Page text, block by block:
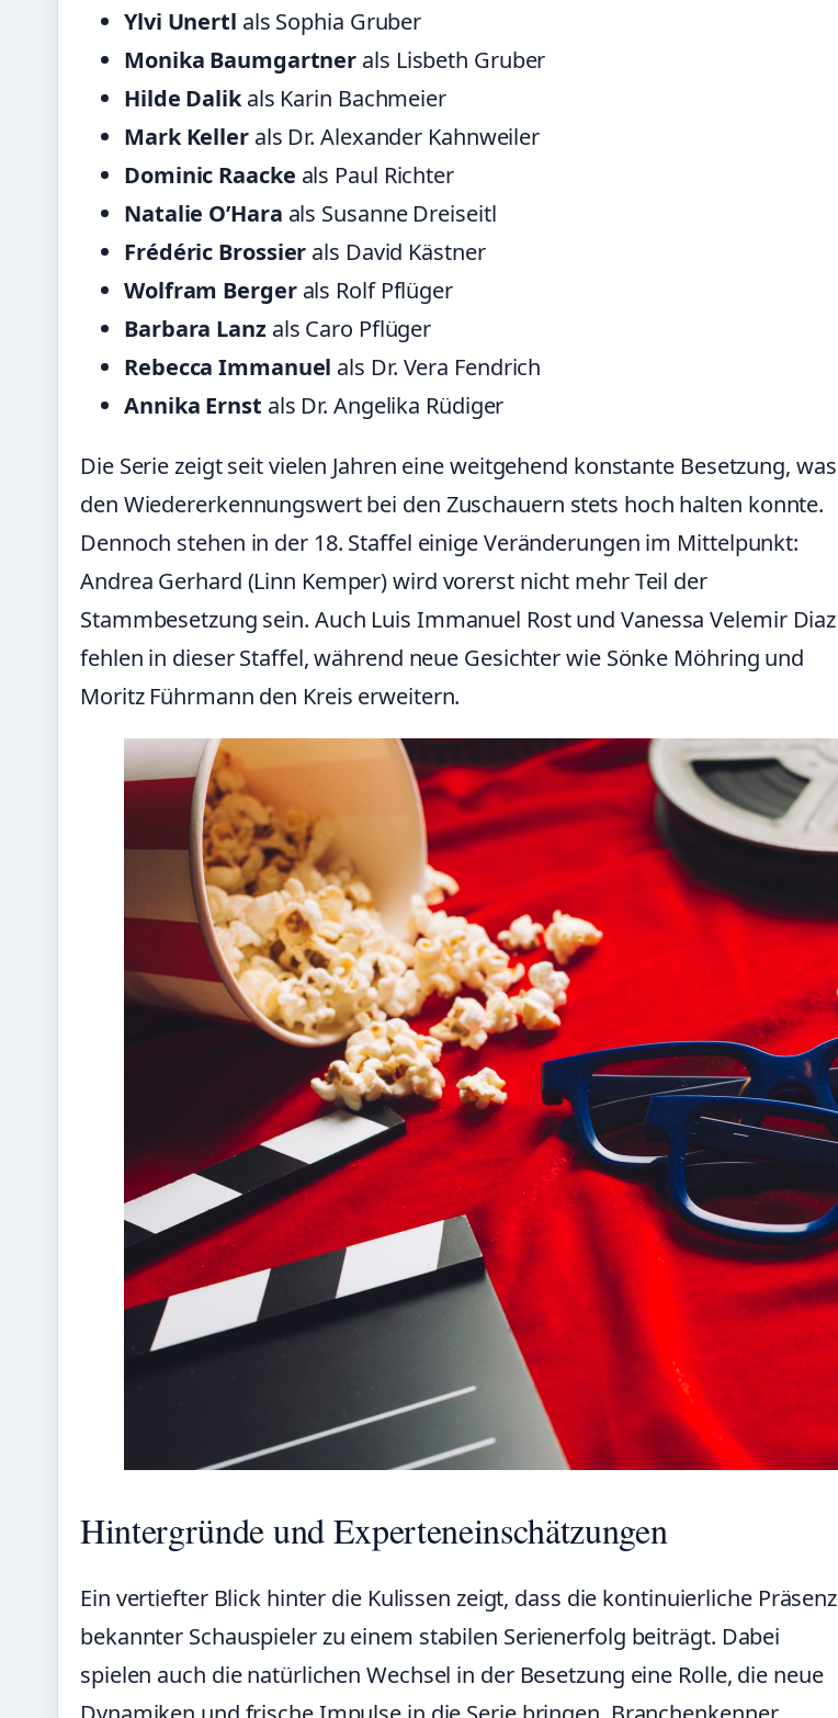
Ylvi Unertl als Sophia Gruber
Monika Baumgartner als Lisbeth Gruber
Hilde Dalikals Karin Bachmeier
Mark Kellerals Dr. Alexander Kahnweiler
Dominic Raacke als Paul Richter
Natalie O’Hara als Susanne Dreiseitl
Frédéric Brossier als David Kästner
Wolfram Bergerals Rolf Pflüger
Barbara Lanzals Caro Pflüger
Rebecca Immanuel als Dr. Vera Fendrich
Annika Ernst als Dr. Angelika Rüdiger
Die Serie zeigt seit vielen Jahren eine weitgehend konstante Besetzung, was
den Wiedererkennungswert bei den Zuschauern stets hoch halten konnte.
Dennoch stehen in der 18. Staffel einige Veränderungen im Mittelpunkt:
Andrea Gerhard (Linn Kemper) wird vorerst nicht mehr Teil der
Stammbesetzung sein. Auch Luis Immanuel Rost und Vanessa Velemir Diaz
fehlen in dieser Staffel, während neue Gesichter wie Sönke Möhring und
Moritz Führmann den Kreis erweitern.
Hintergründe und Experteneinschätzungen
Ein vertiefter Blick hinter die Kulissen zeigt, dass die kontinuierliche Präsenz
bekannter Schauspieler zu einem stabilen Serienerfolg beiträgt. Dabei
spielen auch die natürlichen Wechsel in der Besetzung eine Rolle, die neue